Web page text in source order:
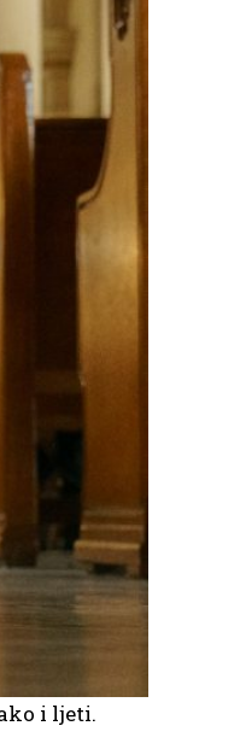
i ljeti.